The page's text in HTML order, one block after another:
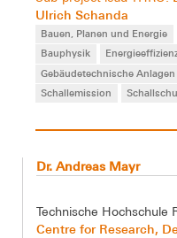
Ulrich Schanda
Bauen, Planen und Energie
Bauphysik
Gebäudetechnische Anlagen
Schallemission
Dr. Andreas Mayr
Technische Hochschule
Centre for Research,